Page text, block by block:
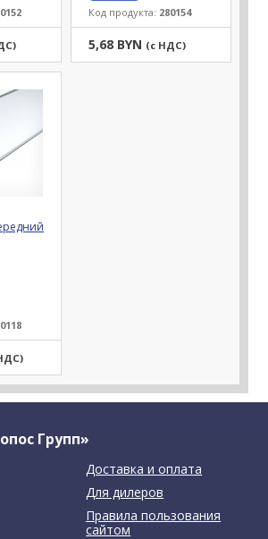
Код продукта: 280154
5,68 BYN (с НДС)
Групп»
Доставка и оплата
Для дилеров
Правила пользования
сайтом